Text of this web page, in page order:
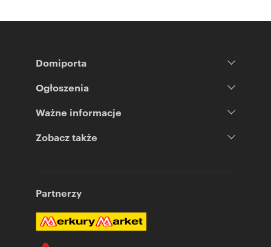
Domiporta
Ogłoszenia
Ważne informacje
Zobacz także
Partnerzy